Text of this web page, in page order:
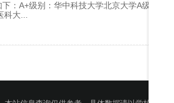
：A+级别：华中科技大学北京大学A级别：
科大